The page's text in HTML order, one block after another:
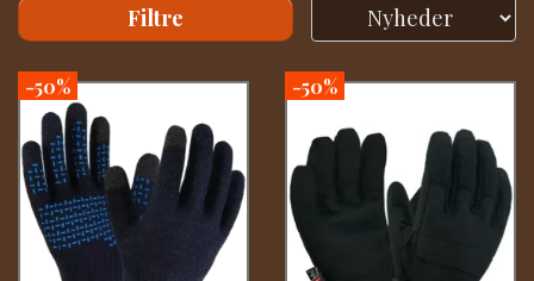
Filtre
-50% -50%